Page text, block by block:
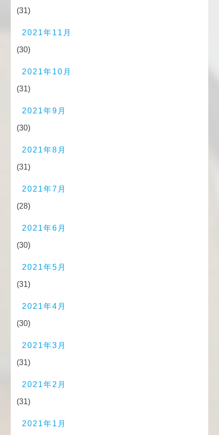
(31)
2021年11月
(30)
2021年10月
(31)
2021年9月
(30)
2021年8月
(31)
2021年7月
(28)
2021年6月
(30)
2021年5月
(31)
2021年4月
(30)
2021年3月
(31)
2021年2月
(31)
2021年1月